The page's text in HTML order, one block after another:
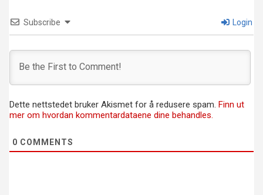
Subscribe Login
Dette nettstedet bruker Akismet for å redusere spam. Finn ut
mer om hvordan kommentardataene dine behandles.
0 COMMENTS